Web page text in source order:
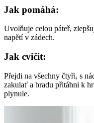
Jak pomáhá:
Uvolňuje celou páteř,
napětí v zádech.
Jak cvičit:
Přejdi na všechny čtyři, s
zakulať a bradu přitáhni k
plynule.